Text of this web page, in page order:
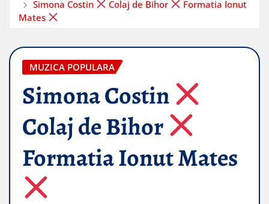
Simona Costin
Colaj de Bihor
Formatia Ionut
Mates
MUZICA POPULARA
Simona Costin
Colaj de Bihor
Formatia Ionut Mates